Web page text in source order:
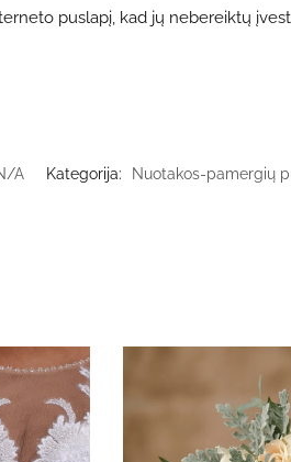
puslapį, kad jų nebereiktų
A Kategorija: Nuotakos-pamergių